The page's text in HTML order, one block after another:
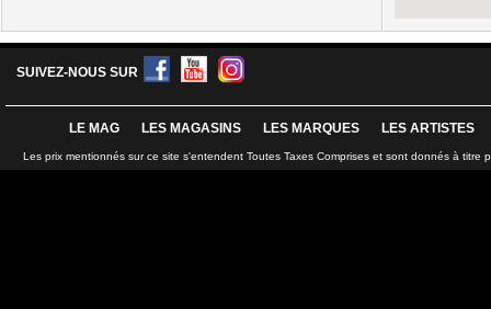
SUIVEZ-NOUS SUR
LE MAG LES MAGASINS LES MARQUES LES ARTISTES
Les prix mentionnés sur ce site s'entendent Toutes Taxes Comprises et sont donnés à